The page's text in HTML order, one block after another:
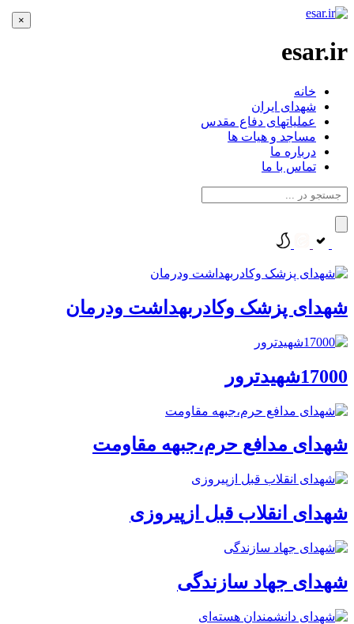
esar.ir
خانه
شهدای ایران
عملیاتهای دفاع مقدس
مساجد و هیات ها
درباره ما
تماس با ما
شهدای پزشک وکادربهداشت ودرمان
17000شهیدترور
شهدای مدافع حرم،جبهه مقاومت
شهدای انقلاب قبل ازپیروزی
شهدای جهاد سازندگی
×